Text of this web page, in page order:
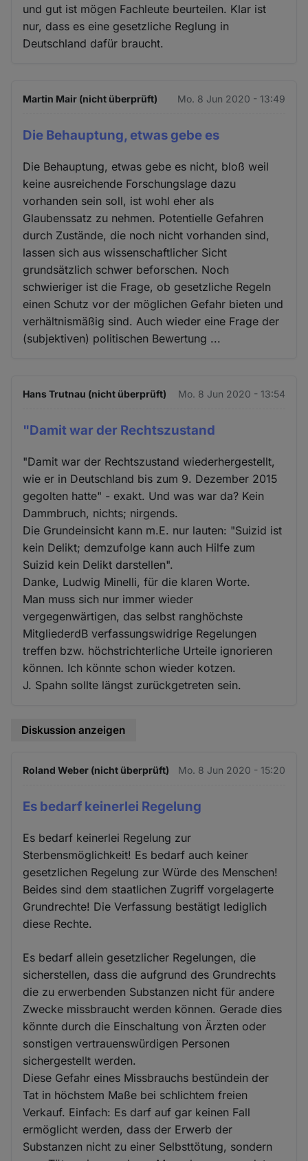
und gut ist mögen Fachleute beurteilen. Klar ist
nur, dass es eine gesetzliche Reglung in
Deutschland dafür braucht.
Martin Mair (nicht überprüft) Mo. 8 Jun 2020 - 13:49
Die Behauptung, etwas gebe es
Die Behauptung, etwas gebe es nicht, bloß weil
keine ausreichende Forschungslage dazu
vorhanden sein soll, ist wohl eher als
Glaubenssatz zu nehmen. Potentielle Gefahren
durch Zustände, die noch nicht vorhanden sind,
lassen sich aus wissenschaftlicher Sicht
grundsätzlich schwer beforschen. Noch
schwieriger ist die Frage, ob gesetzliche Regeln
einen Schutz vor der möglichen Gefahr bieten und
verhältnismäßig sind. Auch wieder eine Frage der
(subjektiven) politischen Bewertung ...
Hans Trutnau (nicht überprüft) Mo. 8 Jun 2020 - 13:54
"Damit war der Rechtszustand
"Damit war der Rechtszustand wiederhergestellt,
wie er in Deutschland bis zum 9. Dezember 2015
gegolten hatte" - exakt. Und was war da? Kein
Dammbruch, nichts; nirgends.
Die Grundeinsicht kann m.E. nur lauten: "Suizid ist
kein Delikt; demzufolge kann auch Hilfe zum
Suizid kein Delikt darstellen".
Danke, Ludwig Minelli, für die klaren Worte.
Man muss sich nur immer wieder
vergegenwärtigen, das selbst ranghöchste
MitgliederdB verfassungswidrige Regelungen
treffen bzw. höchstrichterliche Urteile ignorieren
können. Ich könnte schon wieder kotzen.
J. Spahn sollte längst zurückgetreten sein.
Diskussion anzeigen
Roland Weber (nicht überprüft) Mo. 8 Jun 2020 - 15:20
Es bedarf keinerlei Regelung
Es bedarf keinerlei Regelung zur
Sterbensmöglichkeit! Es bedarf auch keiner
gesetzlichen Regelung zur Würde des Menschen!
Beides sind dem staatlichen Zugriff vorgelagerte
Grundrechte! Die Verfassung bestätigt lediglich
diese Rechte.
Es bedarf allein gesetzlicher Regelungen, die
sicherstellen, dass die aufgrund des Grundrechts
die zu erwerbenden Substanzen nicht für andere
Zwecke missbraucht werden können. Gerade dies
könnte durch die Einschaltung von Ärzten oder
sonstigen vertrauenswürdigen Personen
sichergestellt werden.
Diese Gefahr eines Missbrauchs bestündein der
Tat in höchstem Maße bei schlichtem freien
Verkauf. Einfach: Es darf auf gar keinen Fall
ermöglicht werden, dass der Erwerb der
Substanzen nicht zu einer Selbsttötung, sondern